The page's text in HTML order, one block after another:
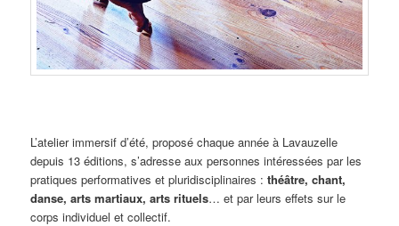
L’atelier immersif d’été, proposé chaque année à Lavauzelle
depuis 13 éditions, s’adresse aux personnes intéressées par les
pratiques performatives et pluridisciplinaires :théâtre, chant,
danse, arts martiaux, arts rituels… et par leurs effets sur le
corps individuel et collectif.